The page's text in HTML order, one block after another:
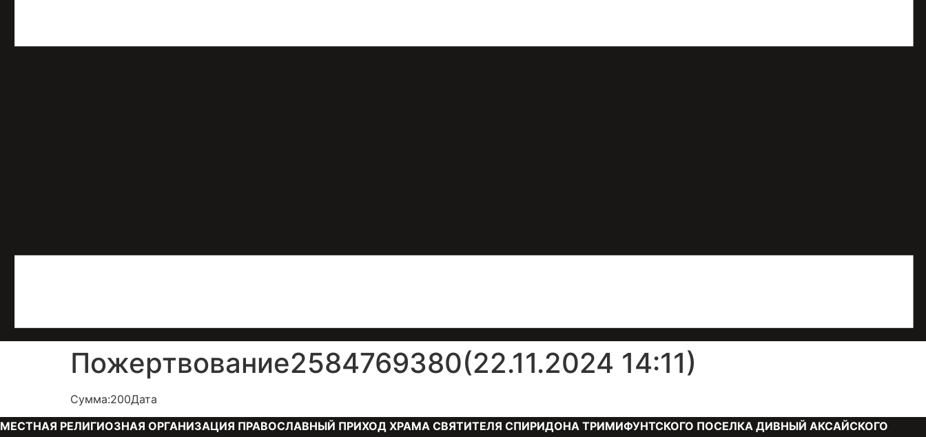
Пожертвование2584769380(22.11.2024 14:11)
Сумма:200Дата
МЕСТНАЯ РЕЛИГИОЗНАЯ ОРГАНИЗАЦИЯ ПРАВОСЛАВНЫЙ ПРИХОД ХРАМА СВЯТИТЕЛЯ СПИРИДОНА ТРИМИФУНТСКОГО ПОСЕЛКА ДИВНЫЙ АКСАЙСКОГО